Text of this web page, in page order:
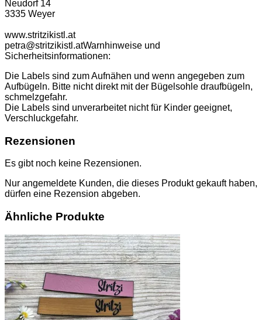
Neudorf 14
3335 Weyer
www.stritzikistl.at
petra@stritzikistl.atWarnhinweise und
Sicherheitsinformationen:
Die Labels sind zum Aufnähen und wenn angegeben zum
Aufbügeln. Bitte nicht direkt mit der Bügelsohle draufbügeln,
schmelzgefahr.
Die Labels sind unverarbeitet nicht für Kinder geeignet,
Verschluckgefahr.
Rezensionen
Es gibt noch keine Rezensionen.
Nur angemeldete Kunden, die dieses Produkt gekauft haben,
dürfen eine Rezension abgeben.
Ähnliche Produkte